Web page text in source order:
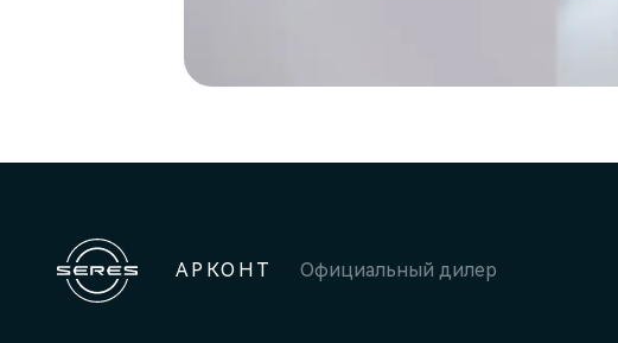
АРКОНТ Официальный дилер